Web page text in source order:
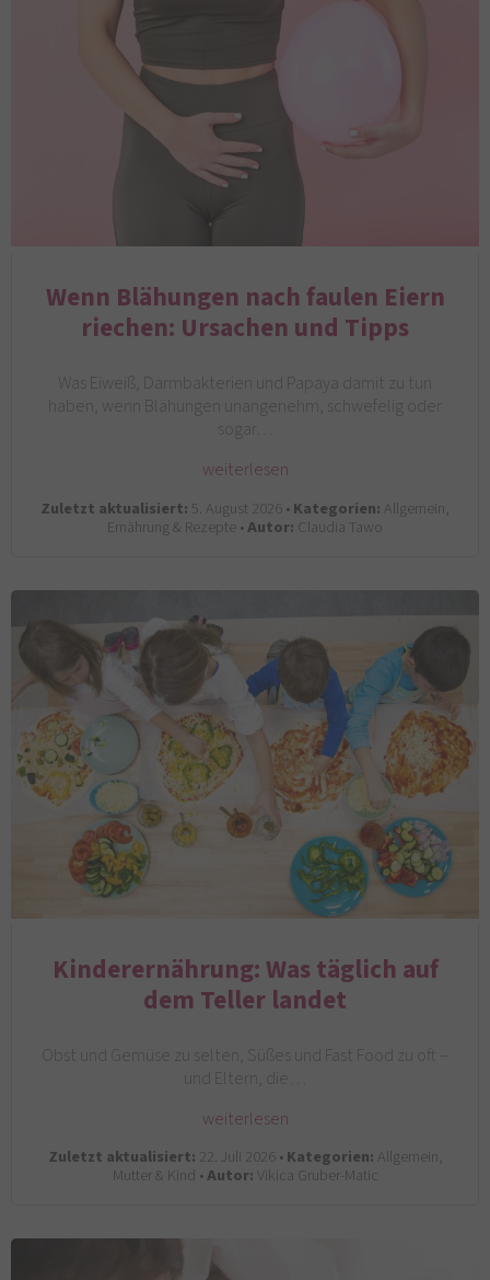
Wenn Blähungen nach faulen Eiern
riechen: Ursachen und Tipps
Was Eiweiß, Darmbakterien und Papaya damit zu tun
haben, wenn Blähungen unangenehm, schwefelig oder
sogar…
weiterlesen
Zuletzt aktualisiert: 5. August 2026 •Kategorien: Allgemein,
Ernährung & Rezepte •Autor: Claudia Tawo
Kinderernährung: Was täglich auf
dem Teller landet
Obst und Gemüse zu selten, Süßes und Fast Food zu oft –
und Eltern, die…
weiterlesen
Zuletzt aktualisiert: 22. Juli 2026 •Kategorien: Allgemein,
Mutter & Kind •Autor:Vikica Gruber-Matic